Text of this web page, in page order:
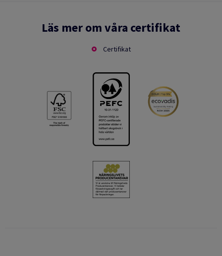
Läs mer om våra certifikat
Certifikat